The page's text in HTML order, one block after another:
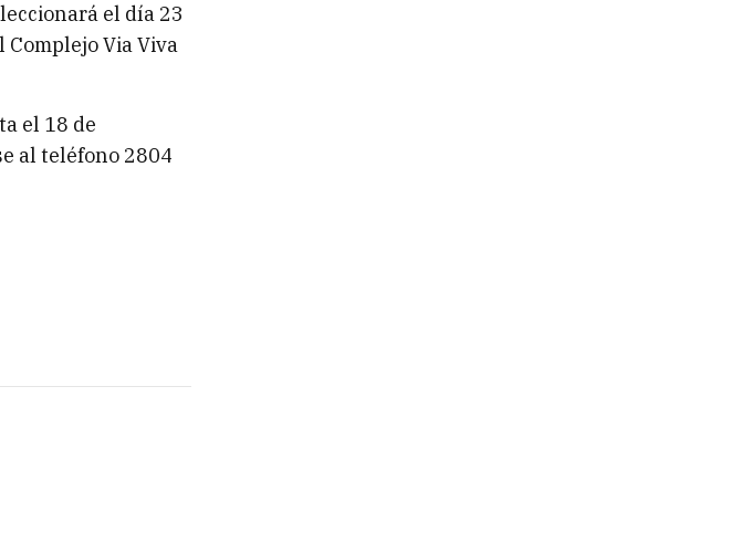
el día 23
Via Viva
el 18 de
al teléfono 2804